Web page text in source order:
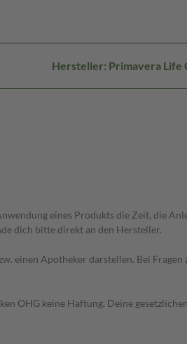
Hersteller: Primavera Life
eines Produkts die Zeit, die
dich bitte direkt an den Hersteller.
einen Apotheker darstellen. Bei Fragen
OHG keine Haftung. Deine